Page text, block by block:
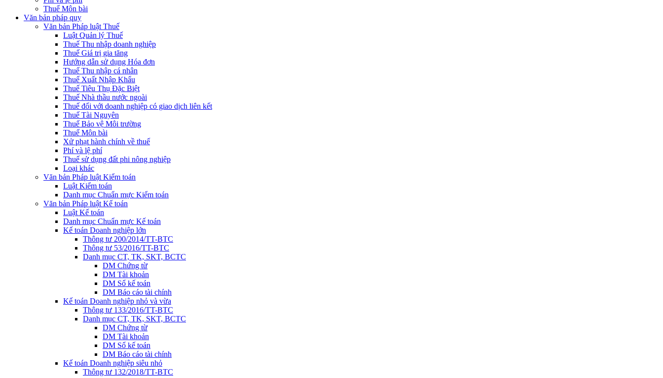
Thuế Môn bài
Văn bản pháp quy
Văn bản Pháp luật Thuế
Luật Quản lý Thuế
Thuế Thu nhập doanh nghiệp
Thuế Giá trị gia tăng
Hướng dẫn sử dụng Hóa đơn
Thuế Thu nhập cá nhân
Thuế Xuất Nhập Khẩu
Thuế Tiêu Thụ Đặc Biệt
Thuế Nhà thầu nước ngoài
Thuế đối với doanh nghiệp có giao dịch liên kết
Thuế Tài Nguyên
Thuế Bảo vệ Môi trường
Thuế Môn bài
Xử phạt hành chính về thuế
Phí và lệ phí
Thuế sử dụng đất phi nông nghiệp
Loại khác
Văn bản Pháp luật Kiểm toán
Luật Kiểm toán
Danh mục Chuẩn mực Kiểm toán
Văn bản Pháp luật Kế toán
Luật Kế toán
Danh mục Chuẩn mực Kế toán
Kế toán Doanh nghiệp lớn
Thông tư 200/2014/TT-BTC
Thông tư 53/2016/TT-BTC
Danh mục CT, TK, SKT, BCTC
DM Chứng từ
DM Tài khoản
DM Sổ kế toán
DM Báo cáo tài chính
Kế toán Doanh nghiệp nhỏ và vừa
Thông tư 133/2016/TT-BTC
Danh mục CT, TK, SKT, BCTC
DM Chứng từ
DM Tài khoản
DM Sổ kế toán
DM Báo cáo tài chính
Kế toán Doanh nghiệp siêu nhỏ
Thông tư 132/2018/TT-BTC